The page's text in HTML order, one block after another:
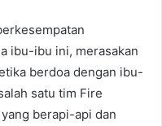
ibu-ibu ini, merasakan
berdoa dengan ibu-
satu tim Fire
berapi-api dan